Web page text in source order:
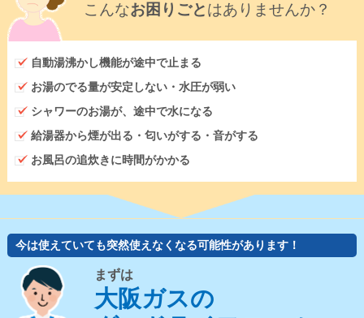
こんなお困りごとはありませんか？
自動湯沸かし機能が途中で止まる
お湯のでる量が安定しない・水圧が弱い
シャワーのお湯が、途中で水になる
給湯器から煙が出る・匂いがする・音がする
お風呂の追炊きに時間がかかる
今は使えていても突然使えなくなる可能性があります！
まずは
大阪ガスの